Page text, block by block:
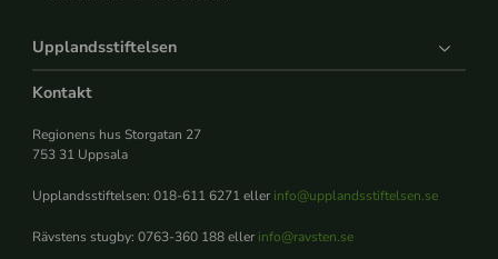
Upplandsstiftelsen
Kontakt
Regionens hus Storgatan 27
753 31 Uppsala
Upplandsstiftelsen: 018-611 6271 eller info@upplandsstiftelsen.se
Rävstens stugby: 0763-360 188 eller info@ravsten.se